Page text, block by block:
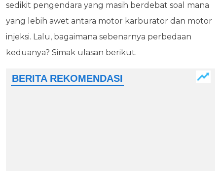
sedikit pengendara yang masih berdebat soal mana
yang lebih awet antara motor karburator dan motor
injeksi. Lalu, bagaimana sebenarnya perbedaan
keduanya? Simak ulasan berikut.